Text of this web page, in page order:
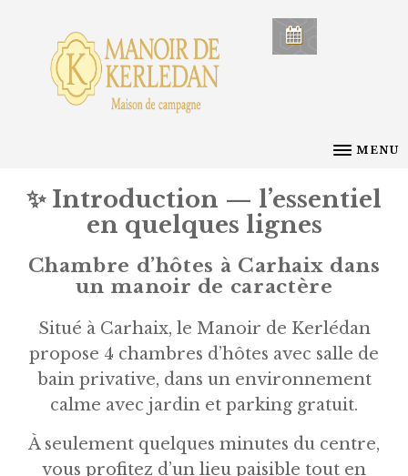
MENU
✨ Introduction — l’essentiel
en quelques lignes
Chambre d’hôtes à Carhaix dans
un manoir de caractère
Situé à Carhaix, le Manoir de Kerlédan
propose 4 chambres d’hôtes avec salle de
bain privative, dans un environnement
calme avec jardin et parking gratuit.
À seulement quelques minutes du centre,
vous profitez d’un lieu paisible tout en